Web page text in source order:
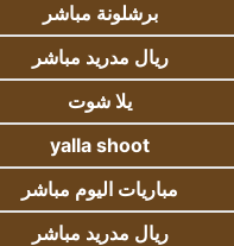
برشلونة مباشر
ريال مدريد مباشر
يلا شوت
yalla shoot
مباريات اليوم مباشر
ريال مدريد مباشر